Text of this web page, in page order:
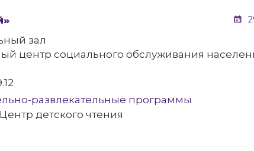
зал
центр социального обслуживания
развлекательные программы
Центр детского чтения